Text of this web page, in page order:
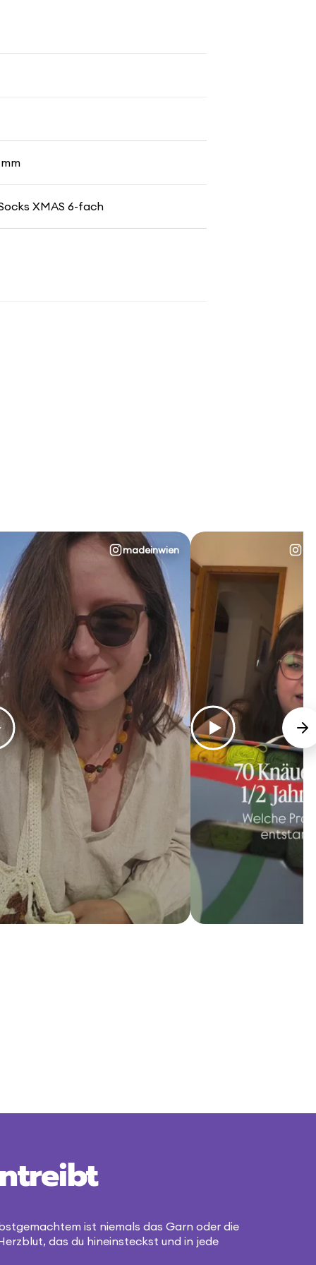
XMAS 6-fach
madeinwien
ist niemals das Garn oder die
das du hineinsteckst und in jede